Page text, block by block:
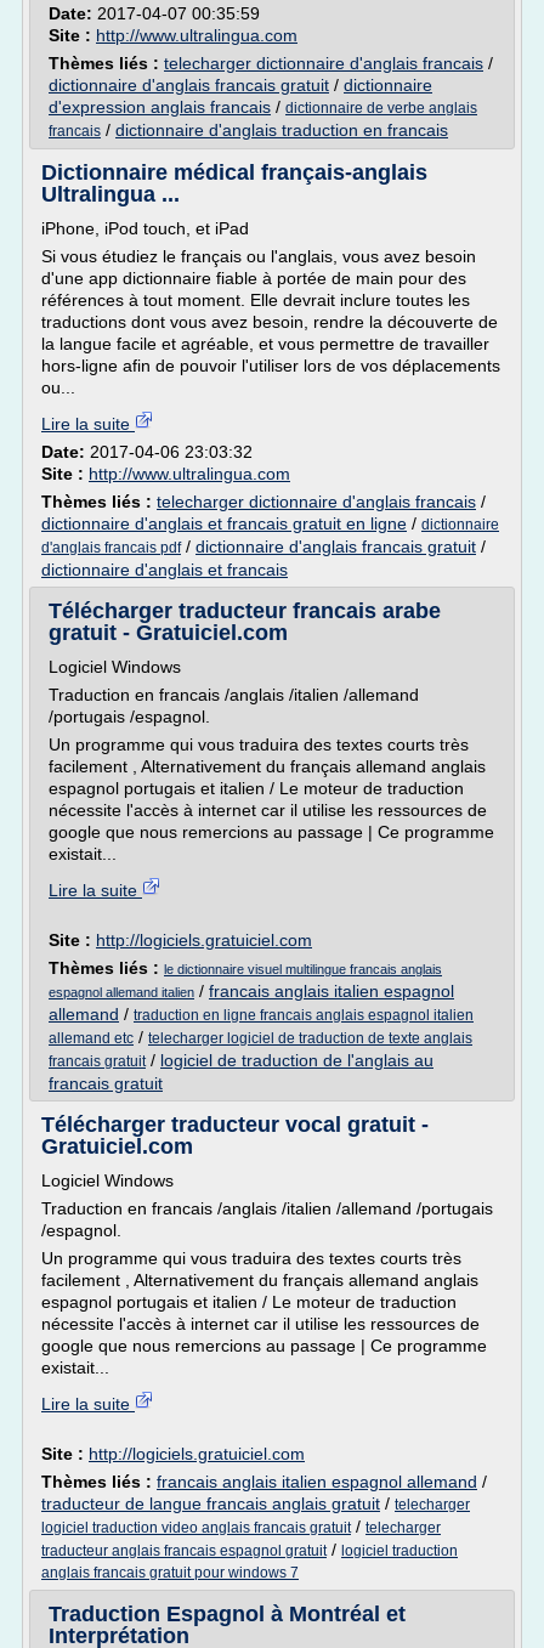
Date: 2017-04-07 00:35:59
Site : http://www.ultralingua.com
Thèmes liés : telecharger dictionnaire d'anglais francais /
dictionnaire d'anglais francais gratuit / dictionnaire
d'expression anglais francais / dictionnaire de verbe anglais
francais / dictionnaire d'anglais traduction en francais
Dictionnaire médical français-anglais
Ultralingua ...
iPhone, iPod touch, et iPad
Si vous étudiez le français ou l'anglais, vous avez besoin
d'une app dictionnaire fiable à portée de main pour des
références à tout moment. Elle devrait inclure toutes les
traductions dont vous avez besoin, rendre la découverte de
la langue facile et agréable, et vous permettre de travailler
hors-ligne afin de pouvoir l'utiliser lors de vos déplacements
ou...
Lire la suite
Date: 2017-04-06 23:03:32
Site : http://www.ultralingua.com
Thèmes liés : telecharger dictionnaire d'anglais francais /
dictionnaire d'anglais et francais gratuit en ligne / dictionnaire
d'anglais francais pdf/ dictionnaire d'anglais francais gratuit /
dictionnaire d'anglais et francais
Télécharger traducteur francais arabe
gratuit - Gratuiciel.com
Logiciel Windows
Traduction en francais /anglais /italien /allemand
/portugais /espagnol.
Un programme qui vous traduira des textes courts très
facilement , Alternativement du français allemand anglais
espagnol portugais et italien / Le moteur de traduction
nécessite l'accès à internet car il utilise les ressources de
google que nous remercions au passage | Ce programme
existait...
Lire la suite
Site : http://logiciels.gratuiciel.com
Thèmes liés : le dictionnaire visuel multilingue francais anglais
espagnol allemand italien / francais anglais italien espagnol
allemand / traduction en ligne francais anglais espagnol italien
allemand etc / telecharger logiciel de traduction de texte anglais
francais gratuit/ logiciel de traduction de l'anglais au
francais gratuit
Télécharger traducteur vocal gratuit -
Gratuiciel.com
Logiciel Windows
Traduction en francais /anglais /italien /allemand /portugais
/espagnol.
Un programme qui vous traduira des textes courts très
facilement , Alternativement du français allemand anglais
espagnol portugais et italien / Le moteur de traduction
nécessite l'accès à internet car il utilise les ressources de
google que nous remercions au passage | Ce programme
existait...
Lire la suite
Site : http://logiciels.gratuiciel.com
Thèmes liés : francais anglais italien espagnol allemand /
traducteur de langue francais anglais gratuit / telecharger
logiciel traduction video anglais francais gratuit/ telecharger
traducteur anglais francais espagnol gratuit/ logiciel traduction
anglais francais gratuit pour windows 7
Traduction Espagnol à Montréal et
Interprétation